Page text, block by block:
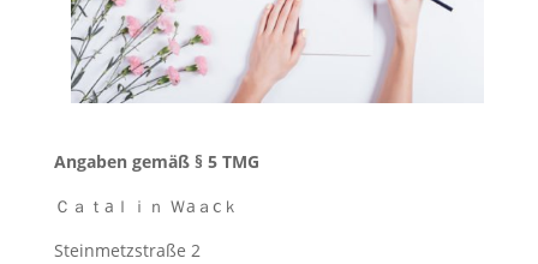
Angaben gemäß § 5 TMG
Ｃａｔаｌｉｎ Ｗаａⅽｋ
Steinmetzstraße 2